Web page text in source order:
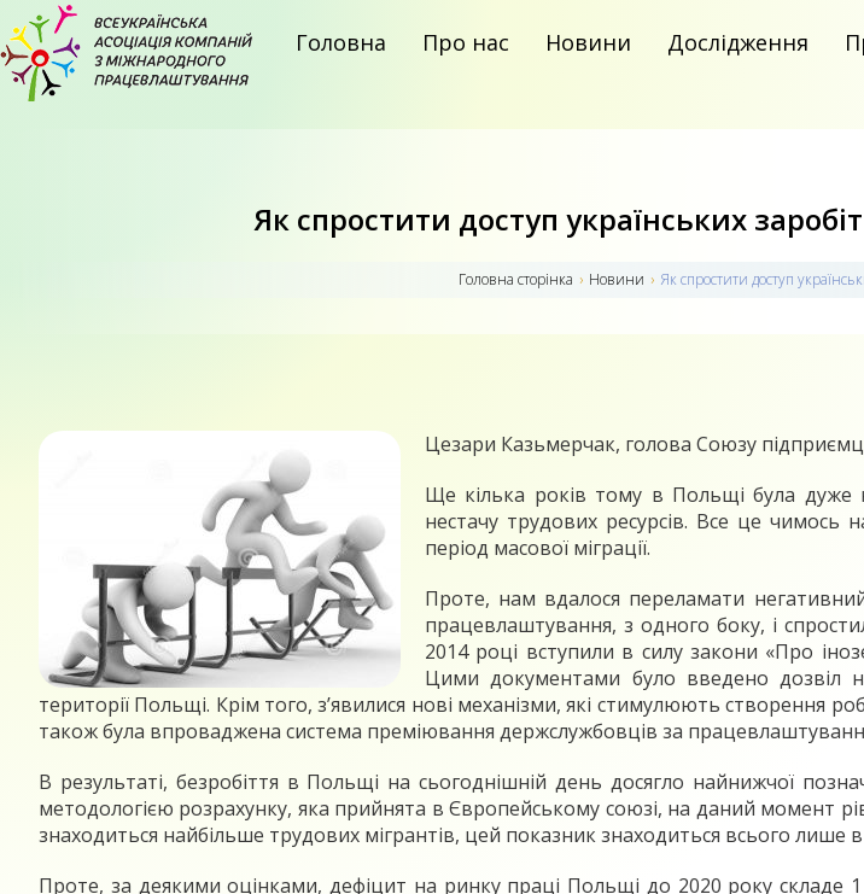
Головна Про нас Новини Дослідження
Як спростити доступ українських
Головна сторiнка › Новини › Як спростити доступ
Цезари Казьмерчак, голова Союзу
Ще кілька років тому в Польщі була дуже
нестачу трудових ресурсів. Все це чимось
період масової міграції.
Проте, нам вдалося переламати
працевлаштування, з одного боку, і
2014 році вступили в силу закони «Про
Цими документами було введено дозвіл
території Польщі. Крім того, з’явилися нові механізми, які стимулюють
також була впроваджена система преміювання держслужбовців за
В результаті, безробіття в Польщі на сьогоднішній день досягло найнижчої
методологією розрахунку, яка прийнята в Європейському союзі, на даний момент
знаходиться найбільше трудових мігрантів, цей показник знаходиться всього лише
Проте, за деякими оцінками, дефіцит на ринку праці Польщі до 2020 року складе